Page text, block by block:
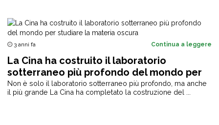
3 anni fa Continua a leggere
La Cina ha costruito il laboratorio
sotterraneo più profondo del mondo per
studiare la materia oscura
Non è solo il laboratorio sotterraneo più profondo, ma anche
il più grande La Cina ha completato la costruzione del ...